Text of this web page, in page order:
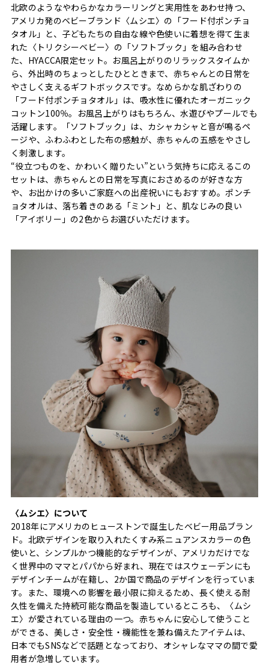
北欧のようなやわらかなカラーリングと実用性をあわせ持つ、
アメリカ発のベビーブランド〈ムシエ〉の「フード付ポンチョ
タオル」と、子どもたちの自由な線や色使いに着想を得て生ま
れた〈トリクシーベビー〉の「ソフトブック」を組み合わせ
た、HYACCA限定セット。お風呂上がりのリラックスタイムか
ら、外出時のちょっとしたひとときまで、赤ちゃんとの日常を
やさしく支えるギフトボックスです。なめらかな肌ざわりの
「フード付ポンチョタオル」は、吸水性に優れたオーガニック
コットン100％。お風呂上がりはもちろん、水遊びやプールでも
活躍します。「ソフトブック」は、カシャカシャと音が鳴るペ
ージや、ふわふわとした布の感触が、赤ちゃんの五感をやさし
く刺激します。
“役立つものを、かわいく贈りたい”という気持ちに応えるこの
セットは、赤ちゃんとの日常を写真におさめるのが好きな方
や、お出かけの多いご家庭への出産祝いにもおすすめ。ポンチ
ョタオルは、落ち着きのある「ミント」と、肌なじみの良い
「アイボリー」の2色からお選びいただけます。
〈ムシエ〉について
2018年にアメリカのヒューストンで誕生したベビー用品ブラン
ド。北欧デザインを取り入れたくすみ系ニュアンスカラーの色
使いと、シンプルかつ機能的なデザインが、アメリカだけでな
く世界中のママとパパから好まれ、現在ではスウェーデンにも
デザインチームが在籍し、2か国で商品のデザインを行っていま
す。また、環境への影響を最小限に抑えるため、長く使える耐
久性を備えた持続可能な商品を製造しているところも、〈ムシ
エ〉が愛されている理由の一つ。赤ちゃんに安心して使うこと
ができる、美しさ・安全性・機能性を兼ね備えたアイテムは、
日本でもSNSなどで話題となっており、オシャレなママの間で愛
用者が急増しています。